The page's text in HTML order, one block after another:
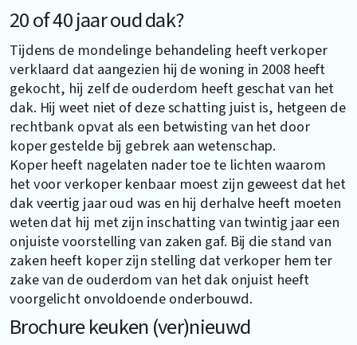
20 of 40 jaar oud dak?
Tijdens de mondelinge behandeling heeft verkoper
verklaard dat aangezien hij de woning in 2008 heeft
gekocht, hij zelf de ouderdom heeft geschat van het
dak. Hij weet niet of deze schatting juist is, hetgeen de
rechtbank opvat als een betwisting van het door
koper gestelde bij gebrek aan wetenschap.
Koper heeft nagelaten nader toe te lichten waarom
het voor verkoper kenbaar moest zijn geweest dat het
dak veertig jaar oud was en hij derhalve heeft moeten
weten dat hij met zijn inschatting van twintig jaar een
onjuiste voorstelling van zaken gaf. Bij die stand van
zaken heeft koper zijn stelling dat verkoper hem ter
zake van de ouderdom van het dak onjuist heeft
voorgelicht onvoldoende onderbouwd.
Brochure keuken (ver)nieuwd